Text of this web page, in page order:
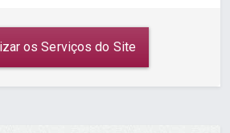
os Serviços do Site